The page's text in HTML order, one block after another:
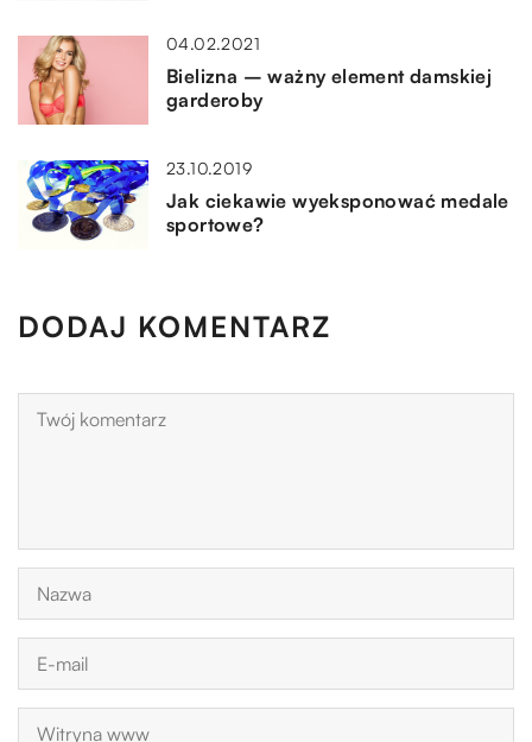
04.02.2021
Bielizna – ważny element damskiej
garderoby
23.10.2019
Jak ciekawie wyeksponować medale
sportowe?
DODAJ KOMENTARZ